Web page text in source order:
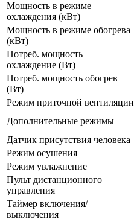
Мощность в режиме
охлаждения (кВт)
Мощность в режиме обогрева
(кВт)
Потреб. мощность
охлаждение (Вт)
Потреб. мощность обогрев
(Вт)
Режим приточной вентиляции
Дополнительные режимы
Датчик присутствия человека
Режим осушения
Режим увлажнение
Пульт дистанционного
управления
Таймер включения/
выключения